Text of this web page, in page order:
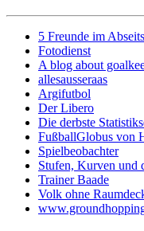
5 Freunde im Abseits
Fotodienst
A blog about
allesausseraas
Argifutbol
Der Libero
Die derbste
FußballGlobus von
Spielbeobachter
Stufen, Kurven und
Trainer Baade
Volk ohne